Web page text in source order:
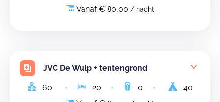
Vanaf € 80,00 / nacht
JVC De Wulp + tentengrond
60 20 0
40